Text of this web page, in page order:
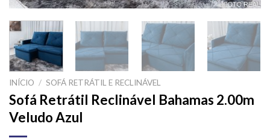
INÍCIO / SOFÁ RETRÁTIL E RECLINÁVEL
Sofá Retrátil Reclinável Bahamas 2.00m
Veludo Azul